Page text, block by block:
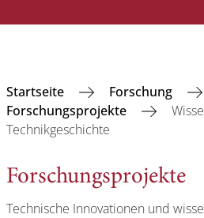
Startseite
Forschung
Forschungsprojekte
Technikgeschichte
Forschungsprojekte
Technische Innovationen und